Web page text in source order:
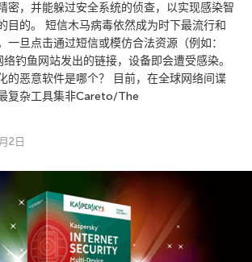
密，并能躲过安全系统的侦查，以实现感染智
目的。 短信木马病毒依然成为时下最流行和
一旦点击通过短信或模仿合法资源（例如：
钓鱼网站发出的链接，设备即会遭受感染。
的恶意软件是哪个？ 目前，在全球网络间谍
复杂工具集非Careto/The
2日